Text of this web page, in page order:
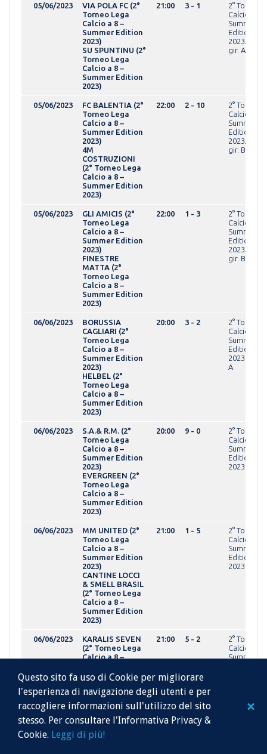
05/06/2023
VIA POLA FC (2°
Torneo Lega
Calcio a 8 –
Summer Edition
2023)
SU SPUNTINU (2°
Torneo Lega
Calcio a 8 –
Summer Edition
2023)
21:00 3 - 1
2° Torneo
Calcio a 8 -
Summer
Edition
gir. A
05/06/2023
FC BALENTIA (2°
Torneo Lega
Calcio a 8 –
Summer Edition
2023)
4M
COSTRUZIONI
(2° Torneo Lega
Calcio a 8 –
Summer Edition
2023)
22:00 2 - 10
2° Torneo
Calcio a 8 -
Summer
Edition
gir. B
05/06/2023
GLI AMICIS (2°
Torneo Lega
Calcio a 8 –
Summer Edition
2023)
FINESTRE
MATTA (2°
Torneo Lega
Calcio a 8 –
Summer Edition
2023)
22:00 1 - 3
2° Torneo
Calcio a 8 -
Summer
Edition
gir. B
06/06/2023
BORUSSIA
CAGLIARI (2°
Torneo Lega
Calcio a 8 –
Summer Edition
2023)
HELBEL (2°
Torneo Lega
Calcio a 8 –
Summer Edition
2023)
20:00 3 - 2
2° Torneo
Calcio a 8 -
Summer
Edition
A
06/06/2023
S.A.& R.M. (2°
Torneo Lega
Calcio a 8 –
Summer Edition
2023)
EVERGREEN (2°
Torneo Lega
Calcio a 8 –
Summer Edition
2023)
20:00 9 - 0
2° Torneo
Calcio a 8 -
Summer
Edition
2023OVER
06/06/2023
MM UNITED (2°
Torneo Lega
Calcio a 8 –
Summer Edition
2023)
CANTINE LOCCI
& SMELL BRASIL
(2° Torneo Lega
Calcio a 8 –
Summer Edition
2023)
21:00 1 - 5
2° Torneo
Calcio a 8 -
Summer
Edition
2023OVER
06/06/2023
KARALIS SEVEN
(2° Torneo Lega
Calcio a 8 –
2023)
GRUPPO
TOSCANO SPA
(2° Torneo Lega
Calcio a 8 –
Summer Edition
21:00 5 - 2
2° Torneo
Calcio a 8 -
Summer
Questo sito fa uso di Cookie per migliorare
l'esperienza di navigazione degli utenti e per
raccogliere informazioni sull'utilizzo del sito
stesso. Per consultare l'Informativa Privacy &
Cookie. Leggi di più!